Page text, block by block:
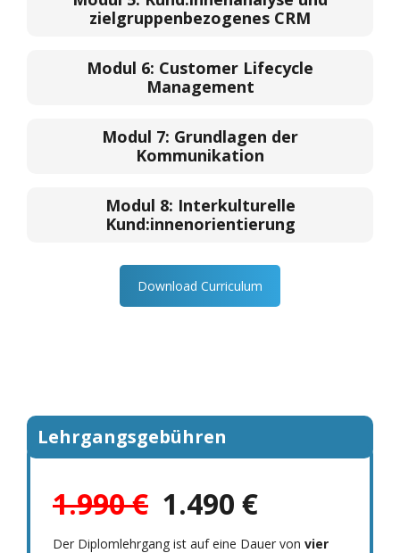
zielgruppenbezogenes CRM
Modul 6: Customer Lifecycle
Management
Modul 7: Grundlagen der
Kommunikation
Modul 8: Interkulturelle
Kund:innenorientierung
Download Curriculum
Lehrgangsgebühren
1.990 € 1.490 €
Der Diplomlehrgang ist auf eine Dauer von vier